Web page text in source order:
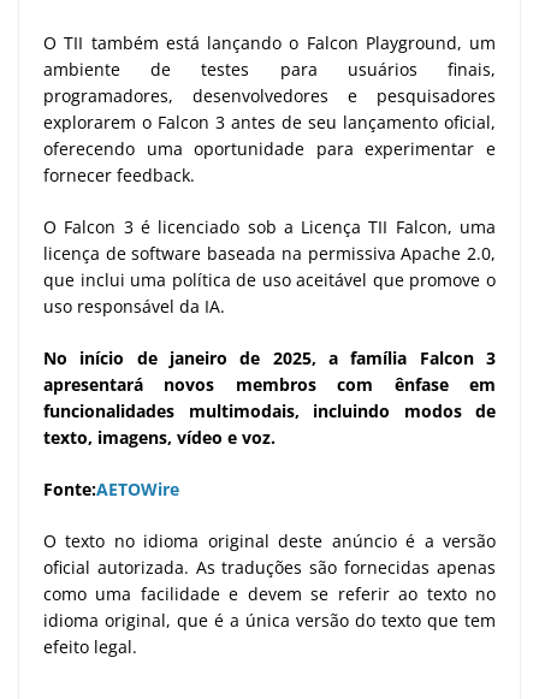
O TII também está lançando o Falcon Playground, um
ambiente de testes para usuários finais,
programadores, desenvolvedores e pesquisadores
explorarem o Falcon 3 antes de seu lançamento oficial,
oferecendo uma oportunidade para experimentar e
fornecer feedback.
O Falcon 3 é licenciado sob a Licença TII Falcon, uma
licença de software baseada na permissiva Apache 2.0,
que inclui uma política de uso aceitável que promove o
uso responsável da IA.
No início de janeiro de 2025, a família Falcon 3
apresentará novos membros com ênfase em
funcionalidades multimodais, incluindo modos de
texto, imagens, vídeo e voz.
Fonte:AETOWire
O texto no idioma original deste anúncio é a versão
oficial autorizada. As traduções são fornecidas apenas
como uma facilidade e devem se referir ao texto no
idioma original, que é a única versão do texto que tem
efeito legal.